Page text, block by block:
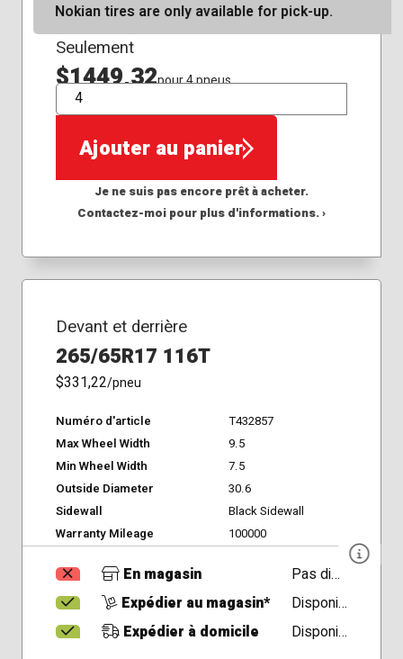
Nokian tires are only available for pick-up.
Seulement
$1449,32pour 4 pneus
QTÉ
Ajouter au panier
Je ne suis pas encore prêt à acheter.
Contactez-moi pour plus d'informations. ›
Devant et derrière
265/65R17 116T
$331,22/pneu
Numéro d'article
T432857
Max Wheel Width
9.5
Min Wheel Width
7.5
Outside Diameter
30.6
Sidewall
Black Sidewall
Warranty Mileage
100000
En magasin
Pas disponible
Expédier au magasin*
Disponible
Expédier à domicile
Disponible